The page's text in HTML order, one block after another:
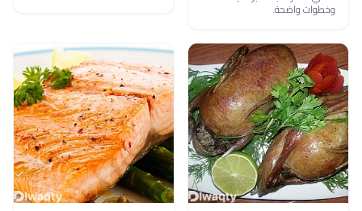
وخطوات واضحة.